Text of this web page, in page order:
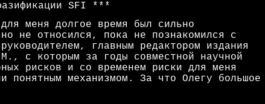
SFI
меня долгое время был сильно
не относился, пока не познакомился с
главным редактором издания
с которым за годы совместной научной
рисков и со временем риски для меня
понятным механизмом. За что Олегу большое